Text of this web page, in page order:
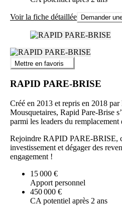
Voir la fiche détaillée Demander
Mettre en favoris
RAPID PARE-BRISE
Créé en 2013 et repris en 2018
Mousquetaires, Rapid Pare-Brise
parmi les leaders du
Rejoindre RAPID PARE-BRISE,
investissement et dégager des
engagement !
15 000 €
Apport personnel
450 000 €
CA potentiel après 2 ans